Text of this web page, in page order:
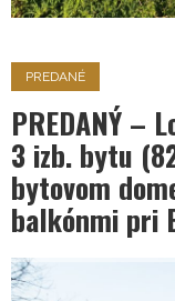
PREDANÉ
PREDANÝ –
3 izb. bytu
bytovom
balkónmi pri